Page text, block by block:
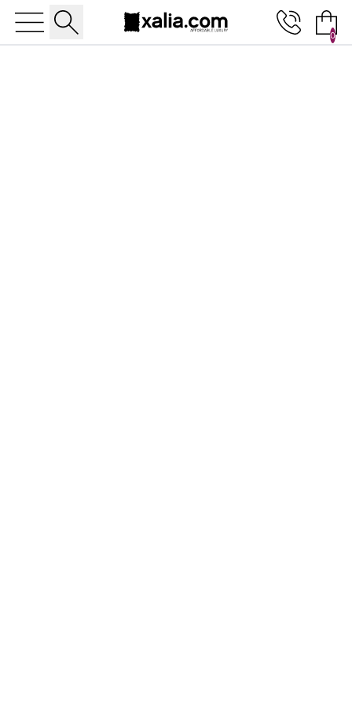
0
10% ΕΚΠΤΩΣΗ ΣΕ ΕΠΙΛΕΓΜΕΝΑ ΠΡΟΪΟΝΤΑ